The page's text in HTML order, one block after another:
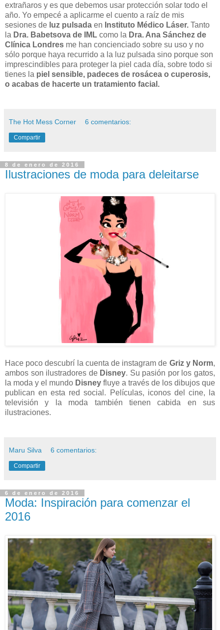
extrañaros y es que debemos usar protección solar todo el
año. Yo empecé a aplicarme el cuento a raíz de mis
sesiones de luz pulsada en Instituto Médico Láser. Tanto
la Dra. Babetsova de IML como la Dra. Ana Sánchez de
Clínica Londres me han concienciado sobre su uso y no
sólo porque haya recurrido a la luz pulsada sino porque son
imprescindibles para proteger la piel cada día, sobre todo si
tienes la piel sensible, padeces de rosácea o cuperosis,
o acabas de hacerte un tratamiento facial.
The Hot Mess Corner 6 comentarios:
Compartir
8 de enero de 2016
Ilustraciones de moda para deleitarse
Hace poco descubrí la cuenta de instagram de Griz y Norm,
ambos son ilustradores de Disney. Su pasión por los gatos,
la moda y el mundo Disney fluye a través de los dibujos que
publican en esta red social. Películas, iconos del cine, la
televisión y la moda también tienen cabida en sus
ilustraciones.
Maru Silva 6 comentarios:
Compartir
6 de enero de 2016
Moda: Inspiración para comenzar el
2016